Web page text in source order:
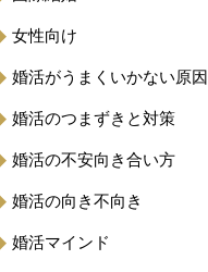
女性向け
婚活がうまくいかない原因
婚活のつまずきと対策
婚活の不安向き合い方
婚活の向き不向き
婚活マインド